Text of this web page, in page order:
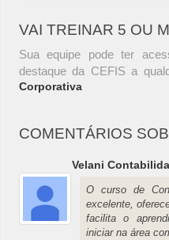
VAI TREINAR 5 OU
Sua equipe pode ter
destaque da CEFIS a
Corporativa
COMENTÁRIOS
Velani
O curso de
excelente,
facilita o
iniciar na área